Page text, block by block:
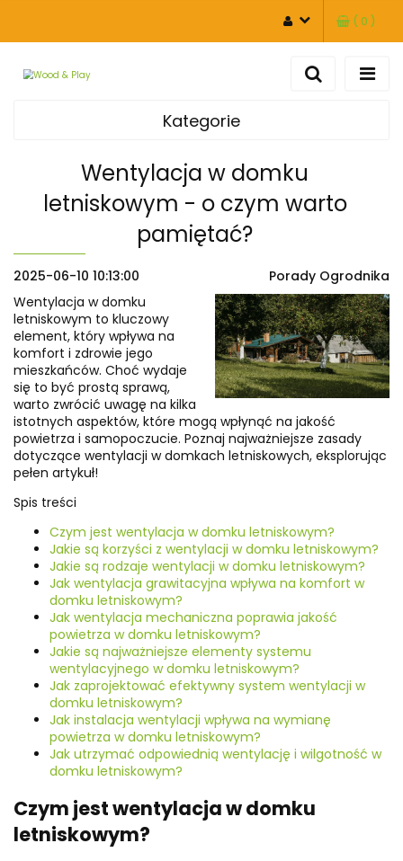
ZALOGUJ SIĘ
DODAJ ZGŁOSZENIE
( 0 )
Kategorie
Wentylacja w domku
letniskowym - o czym warto
pamiętać?
2025-06-10 10:13:00
Porady Ogrodnika
Wentylacja w domku
letniskowym to kluczowy
element, który wpływa na
komfort i zdrowie jego
mieszkańców. Choć wydaje
się to być prostą sprawą,
warto zwrócić uwagę na kilka
istotnych aspektów, które mogą wpłynąć na jakość
powietrza i samopoczucie. Poznaj najważniejsze zasady
dotyczące wentylacji w domkach letniskowych, eksplorując
pełen artykuł!
Spis treści
Czym jest wentylacja w domku letniskowym?
Jakie są korzyści z wentylacji w domku letniskowym?
Jakie są rodzaje wentylacji w domku letniskowym?
Jak wentylacja grawitacyjna wpływa na komfort w
domku letniskowym?
Jak wentylacja mechaniczna poprawia jakość
powietrza w domku letniskowym?
Jakie są najważniejsze elementy systemu
wentylacyjnego w domku letniskowym?
Jak zaprojektować efektywny system wentylacji w
domku letniskowym?
Jak instalacja wentylacji wpływa na wymianę
powietrza w domku letniskowym?
Jak utrzymać odpowiednią wentylację i wilgotność w
domku letniskowym?
Czym jest wentylacja w domku
letniskowym?